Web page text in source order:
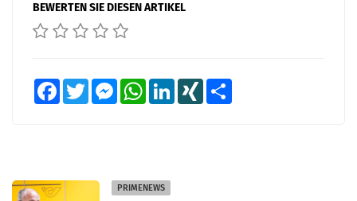
BEWERTEN SIE DIESEN ARTIKEL
FacebookTwitter MessengerWhatsAppLinkedInXING
PRIMENEWS